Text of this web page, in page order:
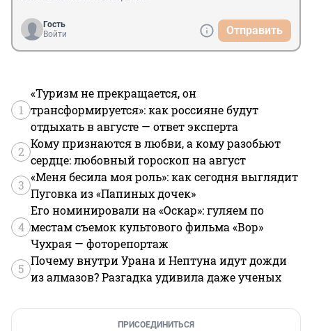
Гость
Войти
Отправить
1
«Туризм не прекращается, он
трансформируется»: как россияне будут
отдыхать в августе — ответ эксперта
2
Кому признаются в любви, а кому разобьют
сердце: любовный гороскоп на август
3
«Меня бесила моя роль»: как сегодня выглядит
Пуговка из «Папиных дочек»
4
Его номинировали на «Оскар»: гуляем по
местам съемок культового фильма «Вор»
Чухрая — фоторепортаж
5
Почему внутри Урана и Нептуна идут дожди
из алмазов? Разгадка удивила даже ученых
ПРИСОЕДИНИТЬСЯ